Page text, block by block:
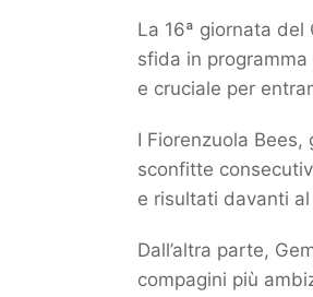
La 16ª giornata
sfida in
e cruciale per
I Fiorenzuola
sconfitte
e risultati davanti
Dall’altra parte,
compagini più